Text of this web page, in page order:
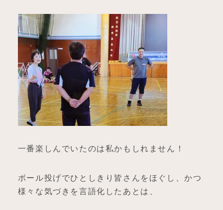
一番楽しんでいたのは私かもしれません！
ボール投げでひとしきり皆さんをほぐし、かつ
様々な気づきを言語化したあとは、